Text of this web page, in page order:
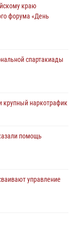
пограничниками
для детей
краю
форума «День
спартакиады
крупный наркотрафик
помощь
управление